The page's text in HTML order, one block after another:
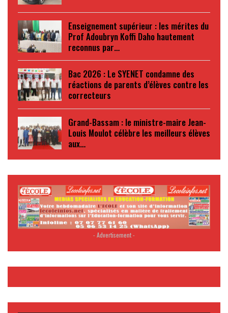
Enseignement supérieur : les mérites du
Prof Adoubryn Koffi Daho hautement
reconnus par…
Bac 2026 : Le SYENET condamne des
réactions de parents d’élèves contre les
correcteurs
Grand-Bassam : le ministre-maire Jean-
Louis Moulot célèbre les meilleurs élèves
aux…
- Advertisement -